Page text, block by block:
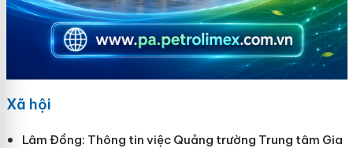
Xã hội
Lâm Đồng: Thông tin việc Quảng trường Trung tâm Gia